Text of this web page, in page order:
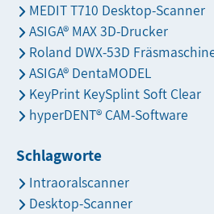
MEDIT T710 Desktop-Scanner
ASIGA® MAX 3D-Drucker
Roland DWX-53D
ASIGA® DentaMODEL
KeyPrint KeySplint Soft Clear
hyperDENT® CAM-Software
Schlagworte
Intraoralscanner
Desktop-Scanner